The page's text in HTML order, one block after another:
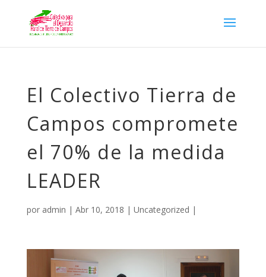
El Colectivo Tierra de
Campos compromete
el 70% de la medida
LEADER
por admin | Abr 10, 2018 | Uncategorized |